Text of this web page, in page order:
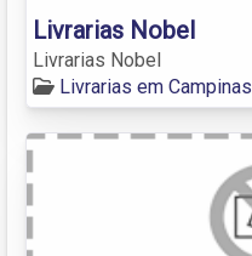
Livrarias Nobel
Livrarias Nobel
Livrarias em Campinas